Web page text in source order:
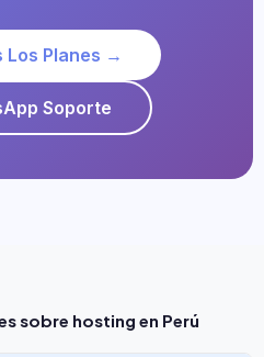
Los Planes →
Soporte
sobre hosting en Perú